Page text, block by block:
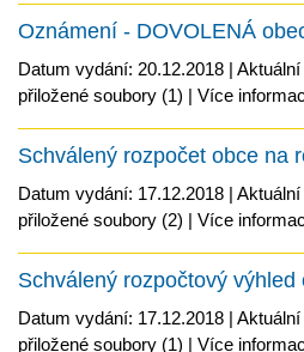
Oznámení - DOVOLENÁ
Datum vydání: 20.12.2018 |
přiložené soubory (1) | Více
Schválený rozpočet obce na
Datum vydání: 17.12.2018 |
přiložené soubory (2) | Více
Schválený rozpočtový výhled
Datum vydání: 17.12.2018 |
přiložené soubory (1) | Více